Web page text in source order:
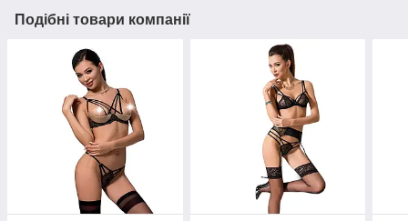
Подібні товари компанії